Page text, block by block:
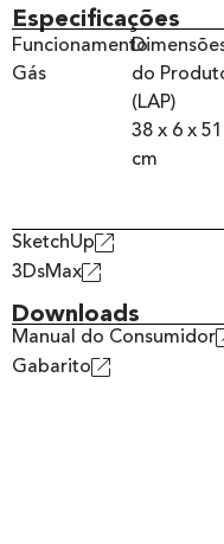
Especificações
Funcionamento
Gás
do
(LAP)
38 x 6 x 51
cm
SketchUp
3DsMax
Downloads
Manual do Consumidor
Gabarito